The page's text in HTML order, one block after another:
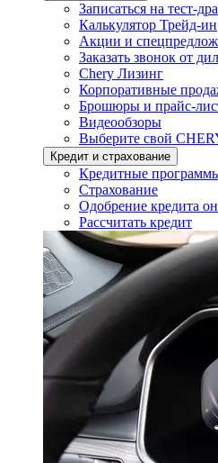
Записаться на тест-
Калькулятор Трейд-ин
Акции и
Заказать звонок от
Chery Лизинг
Корпоративные
Брошюры и прайс-
Видеообзоры
Выберите свой
Кредит и страхование
Кредитные
Страхование
Одобрение кредита
Рассчитать кредит